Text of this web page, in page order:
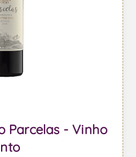
Parcelas - Vinho